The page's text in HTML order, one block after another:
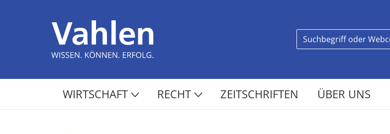
WIRTSCHAFT RECHT ZEITSCHRIFTEN ÜBER UNS